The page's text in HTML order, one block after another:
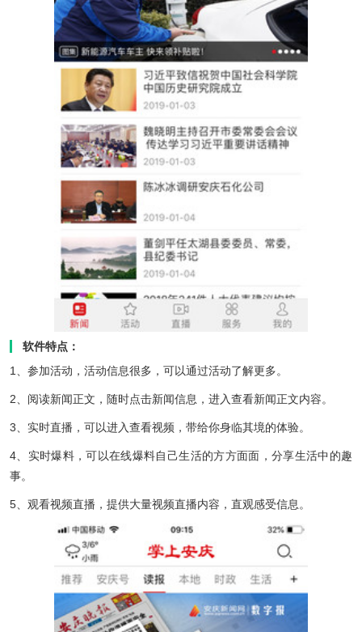
软件特点：
1、参加活动，活动信息很多，可以通过活动了解更多。
2、阅读新闻正文，随时点击新闻信息，进入查看新闻正文内容。
3、实时直播，可以进入查看视频，带给你身临其境的体验。
4、实时爆料，可以在线爆料自己生活的方方面面，分享生活中的趣
事。
5、观看视频直播，提供大量视频直播内容，直观感受信息。